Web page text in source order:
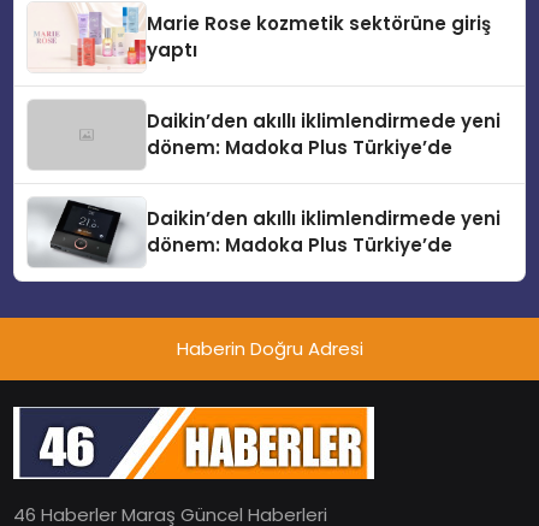
Marie Rose kozmetik sektörüne giriş
yaptı
Daikin’den akıllı iklimlendirmede yeni
dönem: Madoka Plus Türkiye’de
Daikin’den akıllı iklimlendirmede yeni
dönem: Madoka Plus Türkiye’de
Haberin Doğru Adresi
46 Haberler Maraş Güncel Haberleri